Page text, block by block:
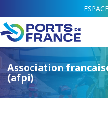
Association
(afpi)